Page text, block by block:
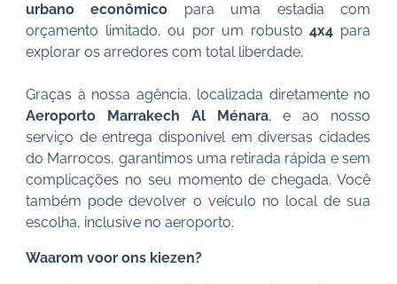
urbano econômico para uma estadia com
orçamento limitado, ou por um robusto4x4 para
explorar os arredores com total liberdade.
Graças à nossa agência, localizada diretamente no
Aeroporto Marrakech Al Ménara, e ao nosso
serviço de entrega disponível em diversas cidades
do Marrocos, garantimos uma retirada rápida e sem
complicações no seu momento de chegada. Você
também pode devolver o veículo no local de sua
escolha, inclusive no aeroporto.
Waarom voor ons kiezen?